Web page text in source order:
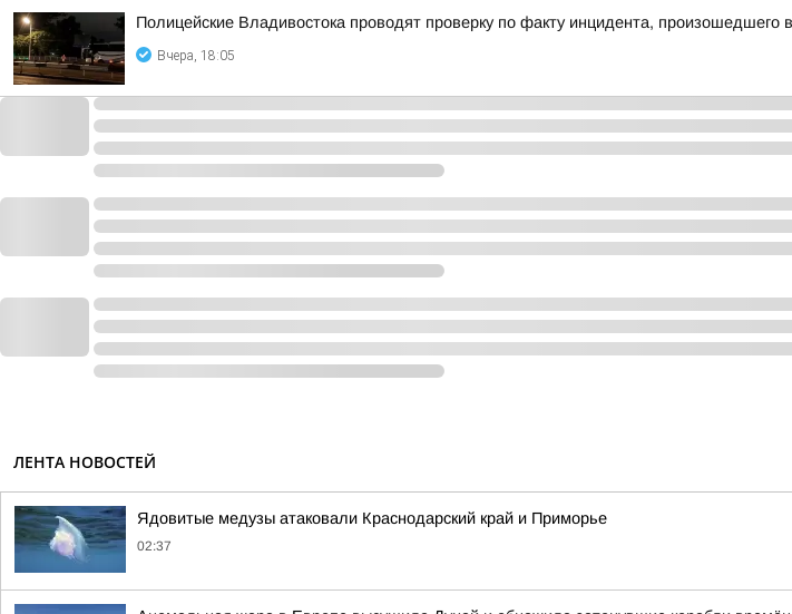
Полицейские Владивостока проводят проверку по факту инцидента, произошедшего
Вчера, 18:05
ЛЕНТА НОВОСТЕЙ
Ядовитые медузы атаковали Краснодарский край и Приморье
02:37